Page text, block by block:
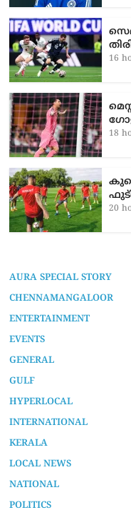
16
18
20
AURA SPECIAL STORY
CHENNAMANGALOOR
ENTERTAINMENT
EVENTS
GENERAL
GULF
HYPERLOCAL
INTERNATIONAL
KERALA
LOCAL NEWS
NATIONAL
POLITICS